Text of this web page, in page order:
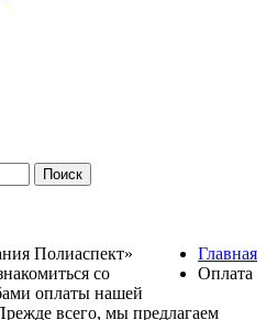
Поиск
Главная
Оплата
Полиаспект»
со
оплаты нашей
всего, мы предлагаем